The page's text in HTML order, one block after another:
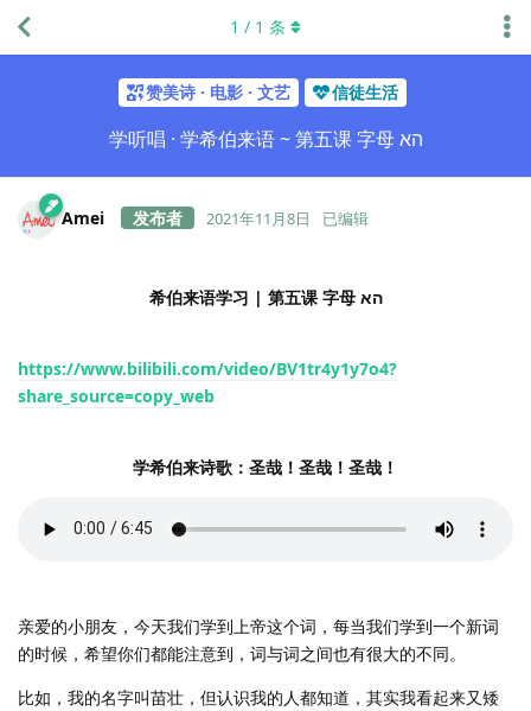
赞美诗 · 电影 · 文艺 信徒生活
学听唱 · 学希伯来语 ~ 第五课 字母 הא
1 / 1 条
Amei 2021年11月8日 已编辑
希伯来语学习 | 第五课 字母 הא
https://www.bilibili.com/video/BV1tr4y1y7o4?
share_source=copy_web
学希伯来诗歌：圣哉！圣哉！圣哉！
亲爱的小朋友，今天我们学到上帝这个词，每当我们学到一个新词
的时候，希望你们都能注意到，词与词之间也有很大的不同。
比如，我的名字叫苗壮，但认识我的人都知道，其实我看起来又矮